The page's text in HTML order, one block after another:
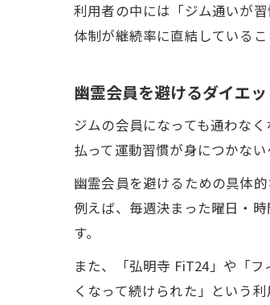
利用者の中には「ジム通いが
体制が継続率に直結している
幽霊会員を避けるダイエ
ジムの会員になっても通わな
払って運動習慣が身につかない
幽霊会員を避けるための具体
例えば、毎週決まった曜日・
す。
また、「弘明寺 FiT24」や「
くなって続けられた」という